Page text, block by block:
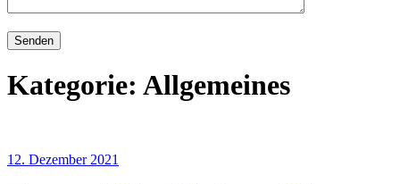
Kategorie: Allgemeines
12. Dezember 2021